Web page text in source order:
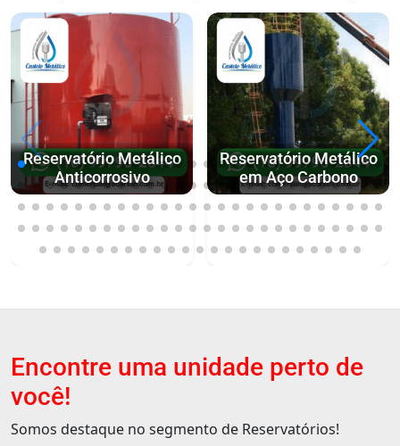
Reservatório Metálico
Anticorrosivo
Reservatório Metálico
em Aço Carbono
Encontre uma unidade perto de
você!
Somos destaque no segmento de Reservatórios!